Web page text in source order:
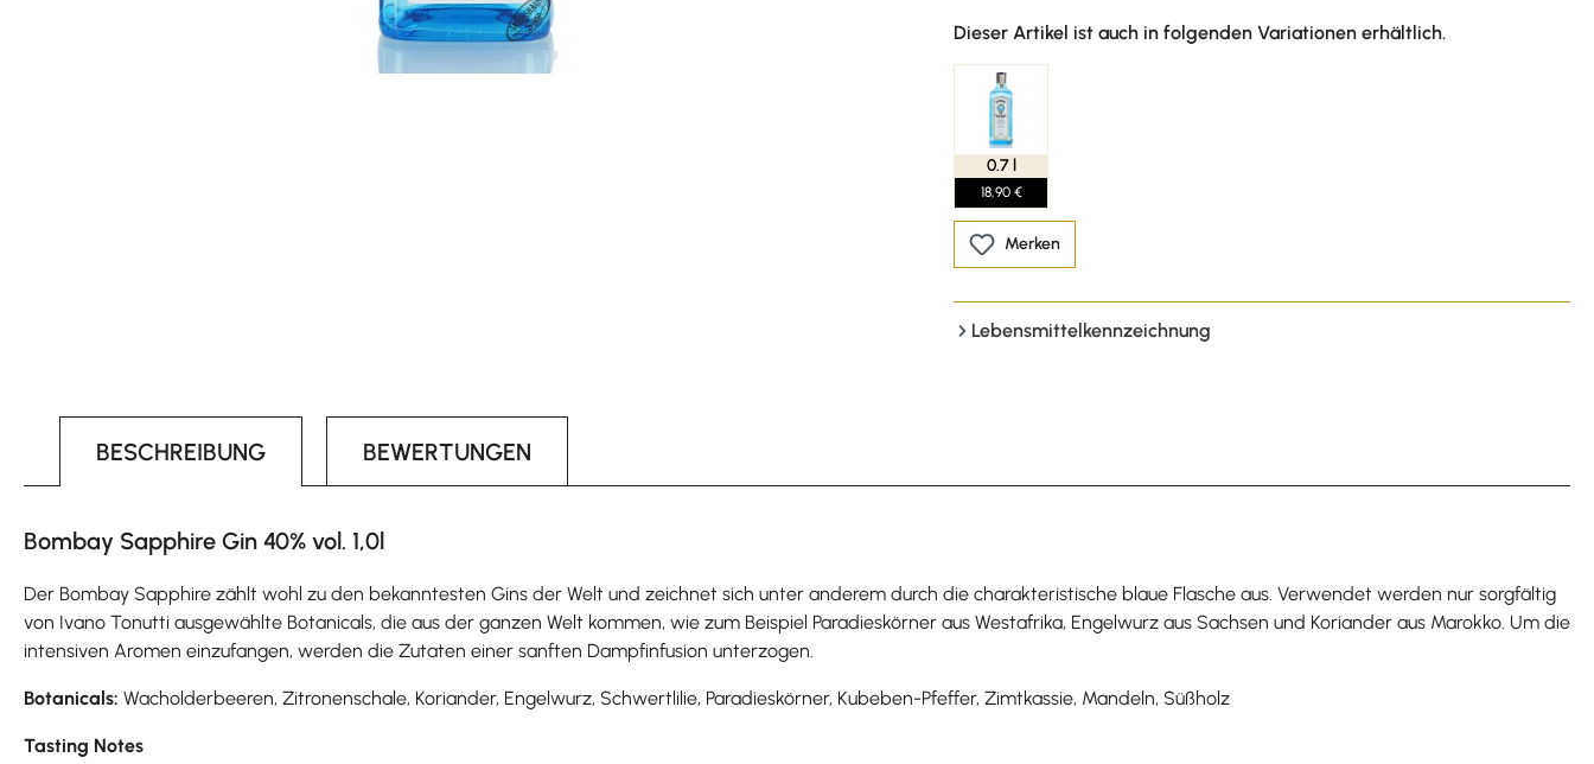
Dieser Artikel ist auch in folgenden Variationen erhältlich.
0.7 l
18,90 €
Merken
Lebensmittelkennzeichnung
BESCHREIBUNG BEWERTUNGEN
Bombay Sapphire Gin 40% vol. 1,0l
Der Bombay Sapphire zählt wohl zu den bekanntesten Gins der Welt und zeichnet sich unter anderem durch die charakteristische blaue Flasche aus. Verwendet werden nur sorgfältig
von Ivano Tonutti ausgewählte Botanicals, die aus der ganzen Welt kommen, wie zum Beispiel Paradieskörner aus Westafrika, Engelwurz aus Sachsen und Koriander aus Marokko. Um die
intensiven Aromen einzufangen, werden die Zutaten einer sanften Dampfinfusion unterzogen.
Botanicals: Wacholderbeeren, Zitronenschale, Koriander, Engelwurz, Schwertlilie, Paradieskörner, Kubeben-Pfeffer, Zimtkassie, Mandeln, Süßholz
Tasting Notes